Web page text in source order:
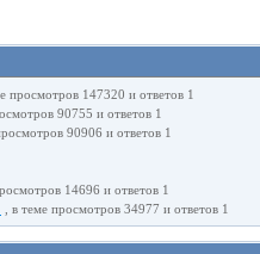
просмотров 147320 и ответов 1
90755 и ответов 1
90906 и ответов 1
14696 и ответов 1
, в теме просмотров 34977 и ответов 1